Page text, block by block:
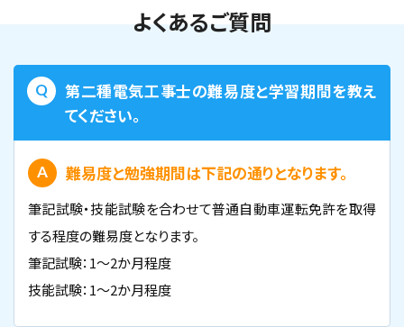
よくあるご質問
第二種電気工事士の難易度と学習期間を教え
てください。
難易度と勉強期間は下記の通りとなります。
筆記試験・技能試験を合わせて普通自動車運転免許を取得
する程度の難易度となります。
筆記試験：1～2か月程度
技能試験：1～2か月程度